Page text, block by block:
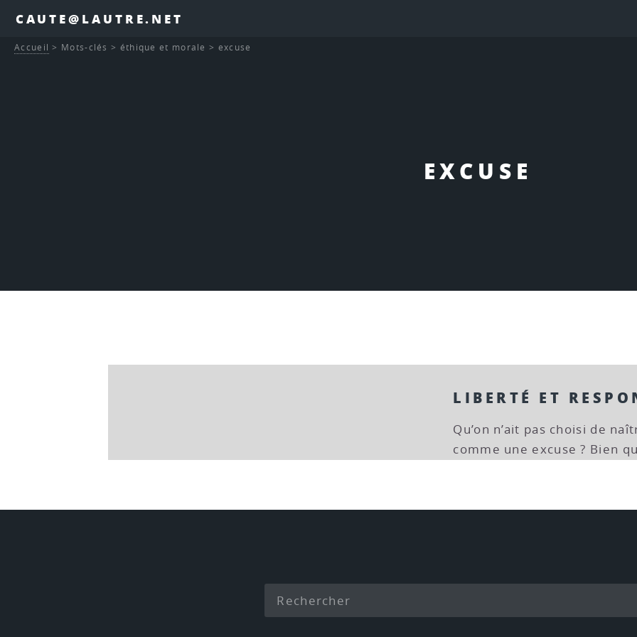
CAUTE@LAUTRE.NET
EXCUSE
Accueil > Mots-clés > éthique et morale > excuse
LIBERTÉ ET
Qu’on n’ait pas choisi de
comme une excuse ? Bien